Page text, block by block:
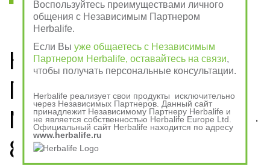
Независимый
Партнер Гербалайф
Nutrition 8-903-079-88-
88
Воспользуйтесь преимуществами личного
общения с Независимым Партнером
Herbalife.
Если Выуже общаетесь с Независимым
Партнером Herbalife, оставайтесь на связи,
чтобы получать персональные консультации.
Herbalife реализует свои продукты исключительно
через Независимых Партнеров. Данный сайт
принадлежит Независимому Партнеру Herbalife и
не является собственностью Herbalife Europe Ltd.
Официальный сайт Herbalife находится по адресу
www.herbalife.ru